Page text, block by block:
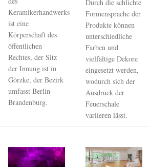
Keramikerhandwerks
ist eine
Körperschaft des
öffentlichen
Rechtes, der Sitz
der Innung ist in
Görzke, der Bezirk
umfasst Berlin-
Brandenburg.
Durch die schlichte
Formensprache der
Produkte können
unterschiedliche
Farben und
vielfältige Dekore
eingesetzt werden,
wodurch sich der
Ausdruck der
Feuerschale
variieren lässt.